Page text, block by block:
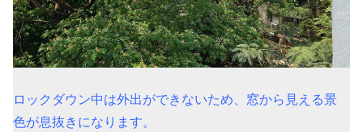
ロックダウン中は外出ができないため、窓から見える景
色が息抜きになります。